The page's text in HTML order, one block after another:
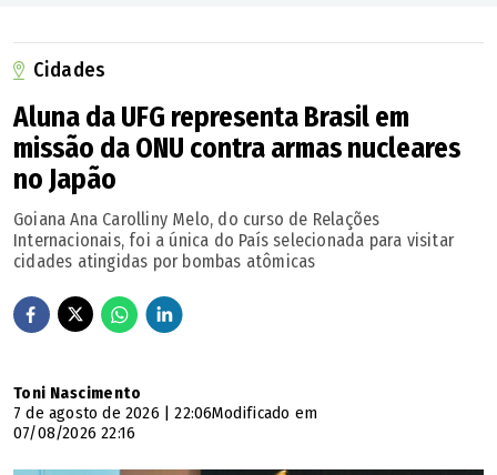
Cidades
Aluna da UFG representa Brasil em
missão da ONU contra armas nucleares
no Japão
Goiana Ana Carolliny Melo, do curso de Relações
Internacionais, foi a única do País selecionada para visitar
cidades atingidas por bombas atômicas
Toni Nascimento
7 de agosto de 2026 | 22:06Modificado em
07/08/2026 22:16